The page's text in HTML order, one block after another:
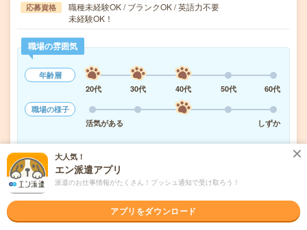
応募資格
職種未経験OK / ブランクOK / 英語力不要
未経験OK！
職場の雰囲気
年齢層
20代
30代 40代 50代
60代
職場の様子
活気がある
しずか
もっと見る
気になる! 応募へ進む 詳しく見る
パーソルエクセルHRパートナーズ株式会社
大人気！
エン派遣アプリ
派遣のお仕事情報がたくさん！プッシュ通知で受け取ろう！
アプリをダウンロード